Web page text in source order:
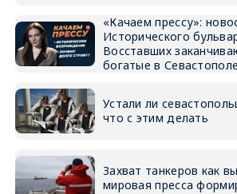
«Качаем прессу»:
Исторического
Восставших
богатые в Севастополе
Устали ли
что с этим делать
Захват танкеров как
мировая пресса